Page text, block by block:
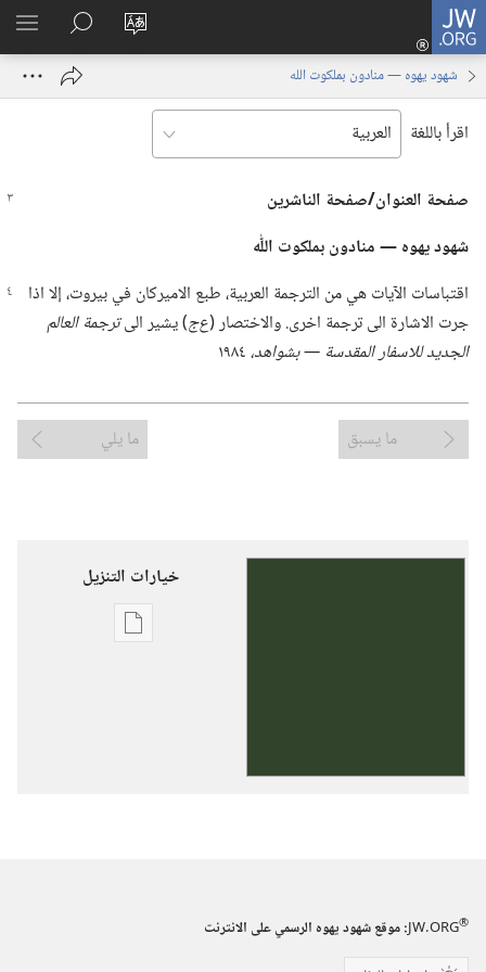
JW.ORG
تغيير
الموقع
تسجيل
الدخول
نافذة
البحث
في
JW.‎ORG
شهود يهوه —‏ منادون بملكوت الله
اقرأ باللغة
صفحة العنوان/‏صفحة الناشرين
شهود يهوه —‏ منادون بملكوت اللّٰه
اقتباسات الآيات هي من الترجمة العربية،‏ طبع الاميركان في بيروت،‏ إلا اذا
جرت الاشارة الى ترجمة اخرى.‏ والاختصار (‏ع‌ج‏)‏ يشير الىترجمة العالم
الجديد للاسفار المقدسة —‏ بشواهد،‏
ما يسبق ما يلي
خيارات التنزيل
خيارات
JW.ORG®
:‏ موقع شهود يهوه الرسمي على الانترنت